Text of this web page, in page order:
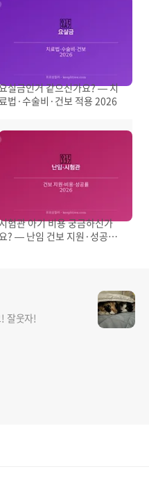
실금인거 같으신가요? — 치
법·수술비·건보 적용 2026
험관 아기 비용 궁금하신가
? — 난임 건보 지원·성공률
잘웃자!